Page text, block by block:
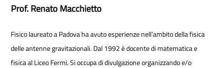
Prof. Renato Macchietto
Fisico laureato a Padova ha avuto esperienze nell’ambito della fisica
delle antenne gravitazionali. Dal 1992 è docente di matematica e
fisica al Liceo Fermi. Si occupa di divulgazione organizzando e/o